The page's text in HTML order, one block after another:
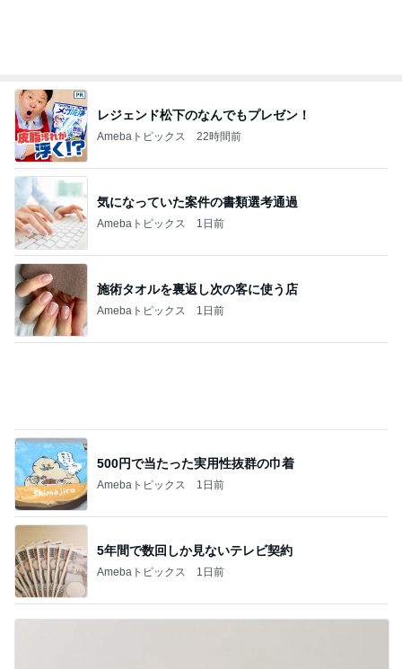
気になっていた案件の書類選考通過
Amebaトピックス 1日前
施術タオルを裏返し次の客に使う店
Amebaトピックス 1日前
5年間で数回しか見ないテレビ契約
Amebaトピックス 1日前